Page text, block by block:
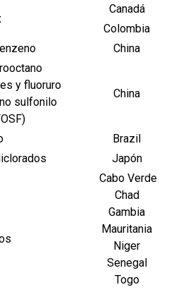
Canadá
Colombia
China
y fluoruro
sulfonilo
China
Brazil
Japón
Cabo Verde
Chad
Gambia
Mauritania
Niger
Senegal
Togo